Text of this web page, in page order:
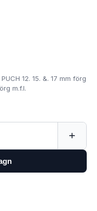
12. 15. &. 17 mm förg
m.f.l.
+